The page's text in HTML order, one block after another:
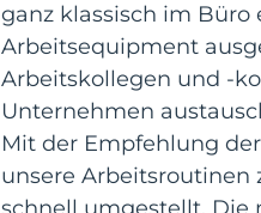
ganz klassisch im
Arbeitsequipment
Arbeitskollegen und -
Unternehmen
Mit der Empfehlung
unsere Arbeitsroutinen